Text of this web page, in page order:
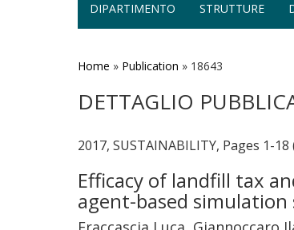
DIPARTIMENTO STRUTTURE
Home » Publication » 18643
DETTAGLIO
2017, SUSTAINABILITY, Pages 1-18
Efficacy of landfill tax
agent-based simulation